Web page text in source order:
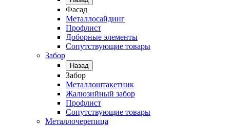
Фасад
Металлосайдинг
Профлист
Доборные элементы
Сопутствующие товары
Забор
Назад
Забор
Металлоштакетник
Жалюзийный забор
Профлист
Сопутствующие товары
Металлочерепица